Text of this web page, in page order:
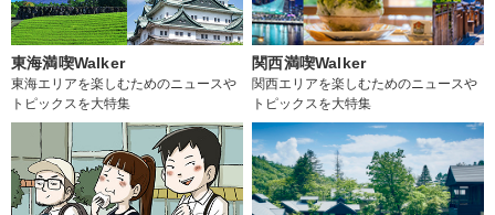
東海満喫Walker
東海エリアを楽しむためのニュースや
トピックスを大特集
関西満喫Walker
関西エリアを楽しむためのニュースや
トピックスを大特集